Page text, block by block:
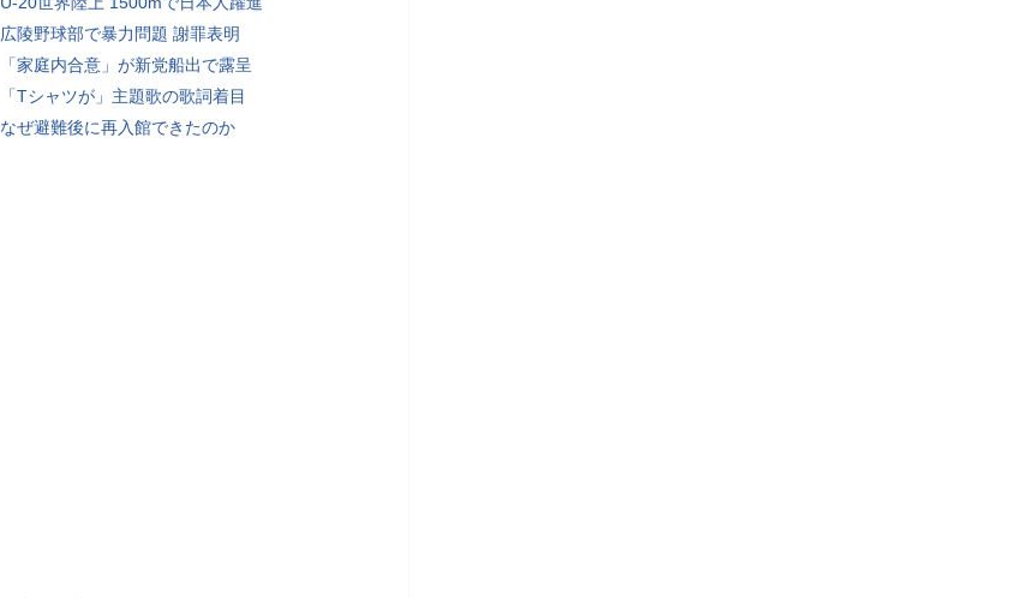
広陵野球部で暴力問題 謝罪表明
「家庭内合意」が新党船出で露呈
「Tシャツが」主題歌の歌詞着目
なぜ避難後に再入館できたのか